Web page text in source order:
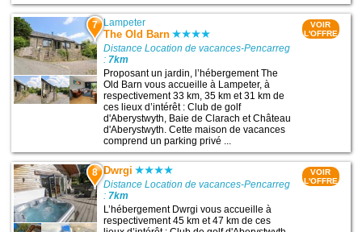
7 Lampeter
The Old Barn
Distance Location de vacances-Pencarreg
: 7km
Proposant un jardin, l’hébergement The
Old Barn vous accueille à Lampeter, à
respectivement 33 km, 35 km et 31 km de
ces lieux d’intérêt : Club de golf
d'Aberystwyth, Baie de Clarach et Château
d'Aberystwyth. Cette maison de vacances
comprend un parking privé ...
VOIR
L'OFFRE
8 Dwrgi
Distance Location de vacances-Pencarreg
: 7km
L’hébergement Dwrgi vous accueille à
respectivement 45 km et 47 km de ces
VOIR
L'OFFRE